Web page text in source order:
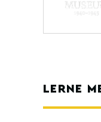
LERNE